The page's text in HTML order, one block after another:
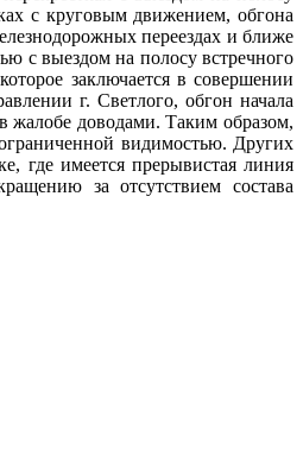
с круговым движением, обгона
переездах и ближе
с выездом на полосу встречного
заключается в совершении
г. Светлого, обгон начала
жалобе доводами. Таким образом,
видимостью. Других
где имеется прерывистая линия
за отсутствием состава